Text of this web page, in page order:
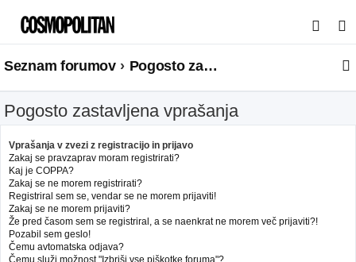
s
a
Seznam forumov Pogosto zastavljena vprašanja
Pogosto zastavljena vprašanja
Vprašanja v zvezi z registracijo in prijavo
Zakaj se pravzaprav moram registrirati?
Kaj je COPPA?
Zakaj se ne morem registrirati?
Registriral sem se, vendar se ne morem prijaviti!
Zakaj se ne morem prijaviti?
Že pred časom sem se registriral, a se naenkrat ne morem več prijaviti?!
Pozabil sem geslo!
Čemu avtomatska odjava?